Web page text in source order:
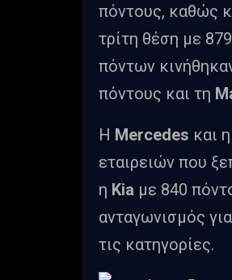
πόντους, καθώς
τρίτη θέση με
πόντων
πόντους και τη
Η Mercedes και η
εταιρειών που
η Kia με 840
ανταγωνισμός
τις κατηγορίες.